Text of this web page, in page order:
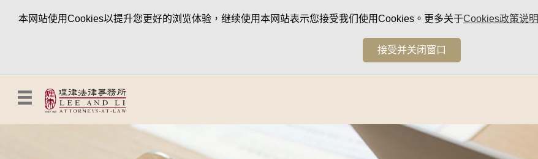
本网站使用Cookies以提升您更好的浏览体验，继续使用本网站表示您接受我们使用Cookies。更多关于Cookies政策说明
接受并关闭窗口